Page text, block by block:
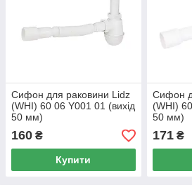
Сифон для раковини Lidz
(WHI) 60 06 Y001 01 (вихід
50 мм)
160 ₴
Купити
Сифон
(WHI)
50 мм)
171₴